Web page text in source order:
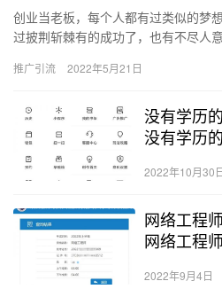
创业当老板，每个人都有过类似的梦
过披荆斩棘有的成功了，也有不尽人
推广引流 2022年5月21日
没有学历
没有学历
2022年10月30
网络工程
网络工程
2022年9月4日